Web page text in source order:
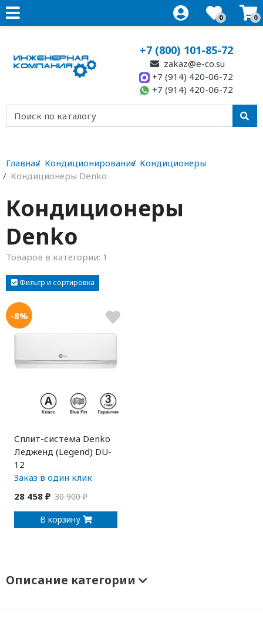
0 0
+7 (800) 101-85-72
zakaz@e-co.su
+7 (914) 420-06-72
+7 (914) 420-06-72
Главная Кондиционирование Кондиционеры
Кондиционеры Denko
Кондиционеры
Denko
Товаров в категории: 1
Фильтр и сортировка
-8%
Сплит-система Denko
Ледженд (Legend) DU-
12
Заказ в один клик
28 458 ₽ 30 900 ₽
В корзину
Описание категории